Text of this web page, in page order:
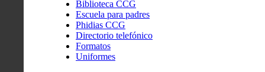
Biblioteca CCG
Escuela para padres
Phidias CCG
Directorio telefónico
Formatos
Uniformes